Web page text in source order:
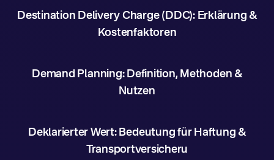
Destination Delivery Charge (DDC): Erklärung &
Kostenfaktoren
Demand Planning: Definition, Methoden &
Nutzen
Deklarierter Wert: Bedeutung für Haftung &
Transportversicheru